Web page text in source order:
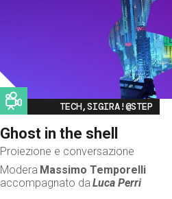
Image
TECH,SIGIRA!@STEP
Ghost in the shell
Proiezione e conversazione
Modera Massimo Temporelli
accompagnato da Luca Perri